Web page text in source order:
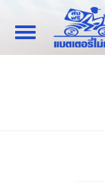
Toggle
navigation